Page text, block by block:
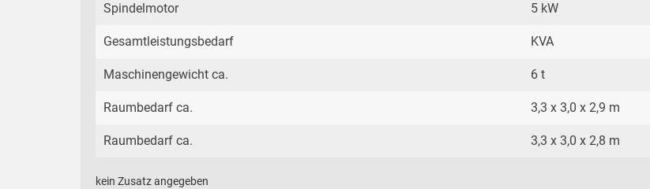
Spindelmotor 5 kW
Gesamtleistungsbedarf KVA
Maschinengewicht ca. 6 t
Raumbedarf ca. 3,3 x 3,0 x 2,9 m
Raumbedarf ca. 3,3 x 3,0 x 2,8 m
kein Zusatz angegeben